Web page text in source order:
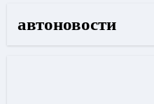
автоновости